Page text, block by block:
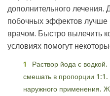
дополнительного
побочных эффектов лучше
врачом. Быстро вылечить
условиях помогут
Раствор йода с
смешать в пропорции 1:1.
наружного применения.